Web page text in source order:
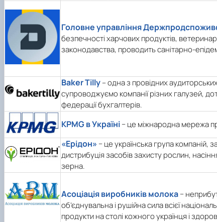
Головне управління
безпечності харчових продуктів,
законодавства, проводить санітарно-
Baker Tilly– одна з провідних
супроводжуємо компанії різних галузей,
федерації бухгалтерів.
KPMG в Україні− це міжнародна мережа
«Ерідон» − це українська група компаній,
дистрибуція засобів захисту рослин,
зерна.
Асоціація виробників молока−
об’єднувальна і рушійна сила всієї
продукти на столі кожного українця і